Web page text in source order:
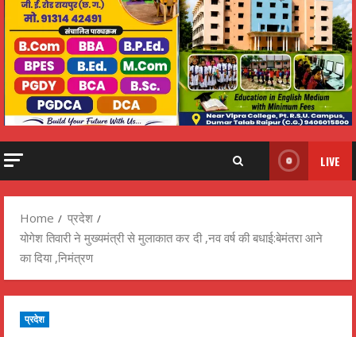
LIVE
Home
प्रदेश
योगेश तिवारी ने मुख्यमंत्री से मुलाकात कर दी ,नव वर्ष की बधाई:बेमंतरा आने
का दिया ,निमंत्रण
प्रदेश